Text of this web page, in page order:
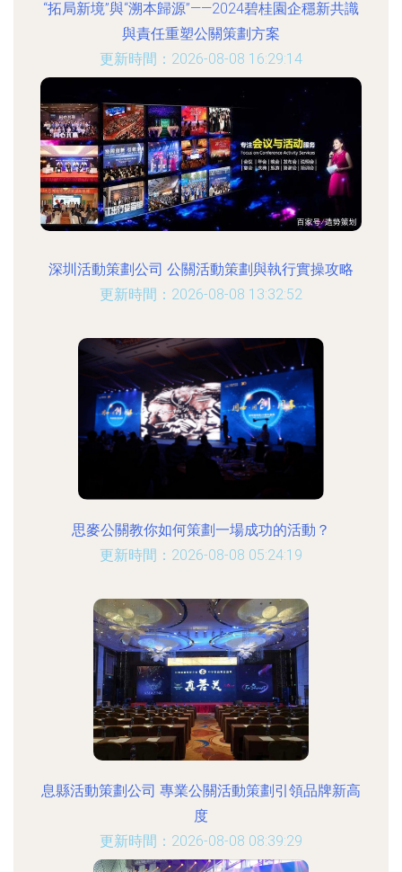
“拓局新境”與“溯本歸源”——2024碧桂園企穩新共識
與責任重塑公關策劃方案
更新時間：2026-08-08 16:29:14
深圳活動策劃公司 公關活動策劃與執行實操攻略
更新時間：2026-08-08 13:32:52
思麥公關教你如何策劃一場成功的活動？
更新時間：2026-08-08 05:24:19
息縣活動策劃公司 專業公關活動策劃引領品牌新高
度
更新時間：2026-08-08 08:39:29